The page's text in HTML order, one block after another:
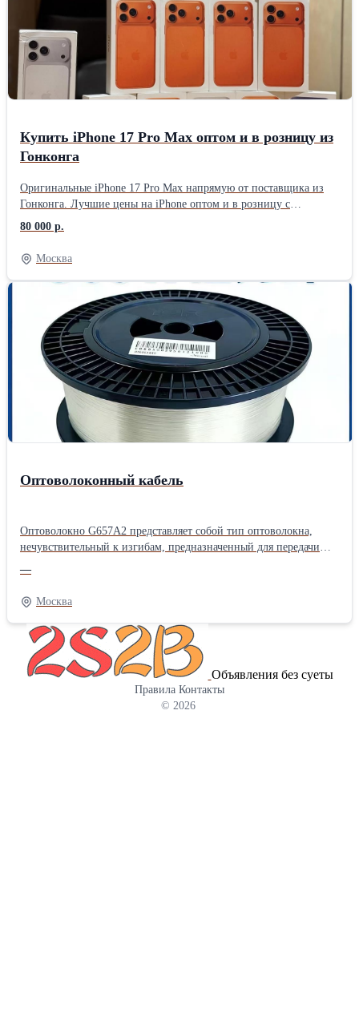
Купить iPhone 17 Pro Max оптом и в розницу из
Гонконга
Оригинальные iPhone 17 Pro Max напрямую от поставщика из
Гонконга. Лучшие цены на iPhone оптом и в розницу с
доставкой по Казахстану. 📦 Только новые, оригинальные,
запечатанные устройства 📄 Официальная гарантия
производителя 🚚 Быстрая адресная доставка под ключ ✔️
Таможенная очистка уже включена в стоимость - никаких
скрытых платежей ✔️ Документы для верификации устройства и
постановки на учет
80 000 р.
Москва
Оптоволоконный кабель
Оптоволокно G657A2 представляет собой тип оптоволокна,
нечувствительный к изгибам, предназначенный для передачи
Он обеспечивает минимальные потери сигнала даже при
изгибах, что делает его идеальным для использования в плотных
и ограниченных установках. Широко используется в
телекоммуникациях и сетевых технологиях, это волокно
отличается отличной долговечностью и гибкостью, обеспечивая
надежное соединение на больших расстояниях. Улучшенная
производительность особенно полезна для современных
высокоскоростных сетей. ---------- The G657A2 optical fiber is a
type of bend-insensitive fiber designed for high-performance data
—
Москва
Объявления без суеты
Правила Контакты
© 2026